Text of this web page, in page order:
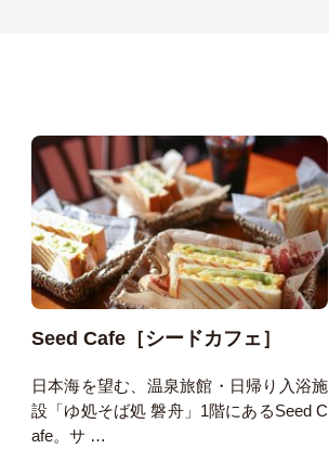
Seed Cafe［シードカフェ］
日本海を望む、温泉旅館・日帰り入浴施
設「ゆ処そば処 磐舟」1階にあるSeed C
afe。サ …